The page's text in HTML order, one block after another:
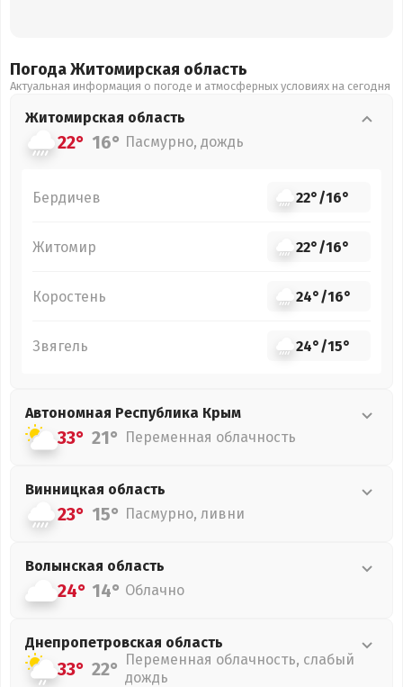
Погода Житомирская область
Актуальная информация о погоде и атмосферных условиях на сегодня
Житомирская область
22° 16° Пасмурно, дождь
Бердичев 22°/16°
Житомир 22°/16°
Коростень 24°/16°
Звягель 24°/15°
Автономная Республика Крым
33° 21° Переменная облачность
Винницкая область
23° 15° Пасмурно, ливни
Волынская область
24° 14° Облачно
Днепропетровская область
33° 22° Переменная облачность, слабый
дождь